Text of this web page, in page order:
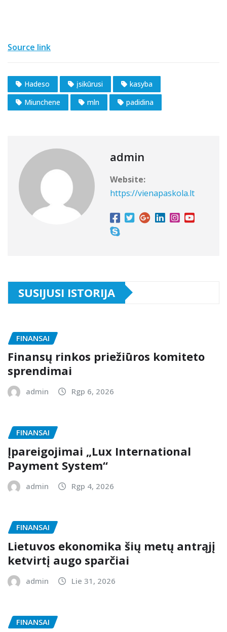
Source link
Hadeso įsikūrusi
kasyba
Miunchene
mln padidina
admin
Website:
https://vienapaskola.lt
SUSIJUSI ISTORIJA
FINANSAI
Finansų rinkos priežiūros komiteto
sprendimai
admin Rgp 6, 2026
FINANSAI
Įpareigojimai „Lux International
Payment System“
admin Rgp 4, 2026
FINANSAI
Lietuvos ekonomika šių metų antrąjį
ketvirtį augo sparčiai
admin Lie 31, 2026
FINANSAI